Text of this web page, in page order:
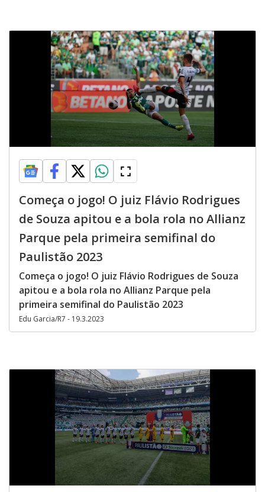
Começa o jogo! O juiz Flávio Rodrigues
de Souza apitou e a bola rola no Allianz
Parque pela primeira semifinal do
Paulistão 2023
Começa o jogo! O juiz Flávio Rodrigues de Souza
apitou e a bola rola no Allianz Parque pela
primeira semifinal do Paulistão 2023
Edu Garcia/R7 - 19.3.2023